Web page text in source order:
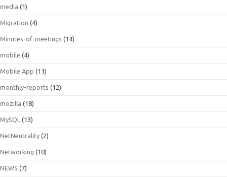
media (1)
Migration (4)
Minutes-of-meetings (14)
mobile (4)
Mobile App (11)
monthly-reports (12)
mozilla (18)
MySQL (13)
NetNeutrality (2)
Networking (10)
NEWS (7)